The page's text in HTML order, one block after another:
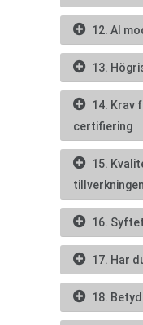
12. AI
13.
14. Krav
certifiering
15.
16.
17. Har
18.